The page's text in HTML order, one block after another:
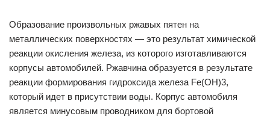
Образование произвольных ржавых пятен на
металлических поверхностях — это результат химической
реакции окисления железа, из которого изготавливаются
корпусы автомобилей. Ржавчина образуется в результате
реакции формирования гидроксида железа Fe(ОН)3,
который идет в присутствии воды. Корпус автомобиля
является минусовым проводником для бортовой